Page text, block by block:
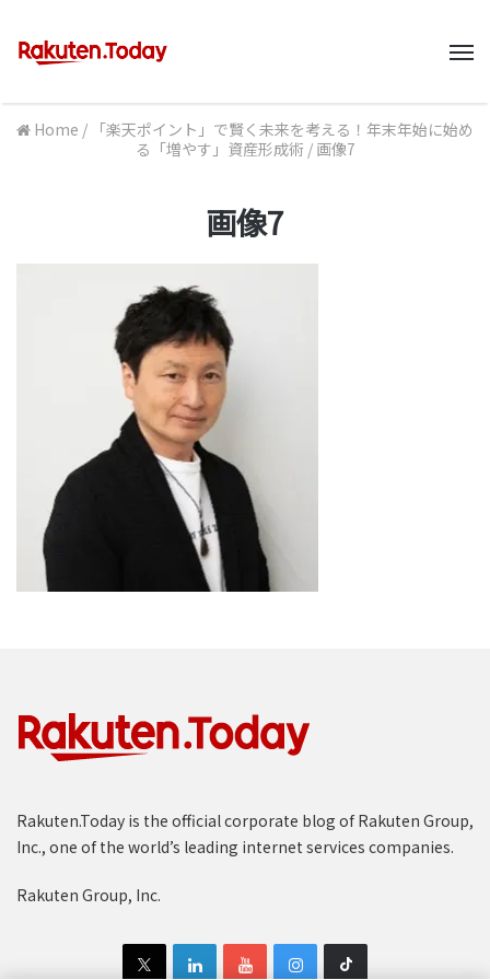
Home / 「楽天ポイント」で賢く未来を考える！年末年始に始め
る「増やす」資産形成術 / 画像7
画像7
Rakuten.Today is the official corporate blog of Rakuten Group,
Inc., one of the world’s leading internet services companies.
Rakuten Group, Inc.